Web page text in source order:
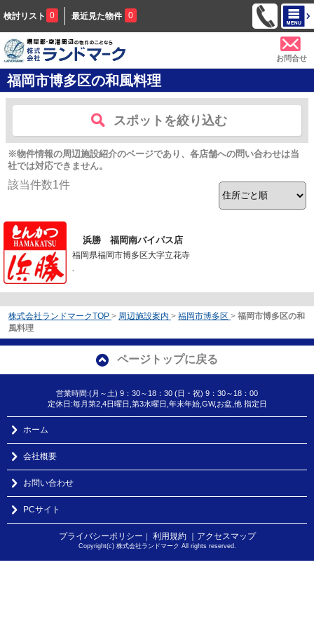
検討リスト 0 最近見た物件 0
お問合せ
福岡市博多区の和風料理
スポットを絞り込む
※物件情報の周辺施設紹介のページであり、各店舗への問い合わせは当
社では対応できません。
該当件数1件
浜勝 福岡南バイパス店
福岡県福岡市博多区大字立花寺
-
株式会社ランドマークTOP > 周辺施設案内 > 福岡市博多区 > 福岡市博多区の和
風料理
ページトップに戻る
営業時間:(月～土) 9：30～18：30 (日・祝) 9：30～18：00
定休日:毎月第2,4日曜日,第3水曜日,年末年始,GW,お盆,他 指定日
ホーム
会社概要
お問い合わせ
PCサイト
プライバシーポリシー ｜ 利用規約 ｜アクセスマップ
Copyright(c) 株式会社ランドマーク All rights reserved.